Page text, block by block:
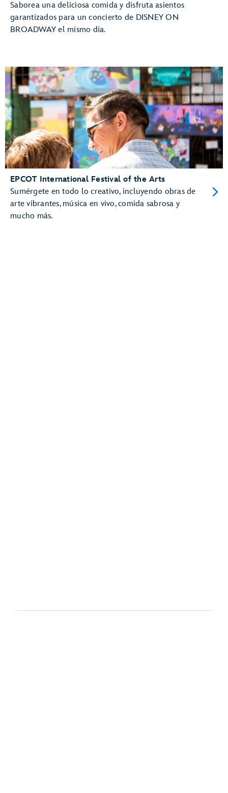
Saborea una deliciosa comida y disfruta asientos
garantizados para un concierto de DISNEY ON
BROADWAY el mismo día.
EPCOT International Festival of the Arts
Sumérgete en todo lo creativo, incluyendo obras de
arte vibrantes, música en vivo, comida sabrosa y
mucho más.